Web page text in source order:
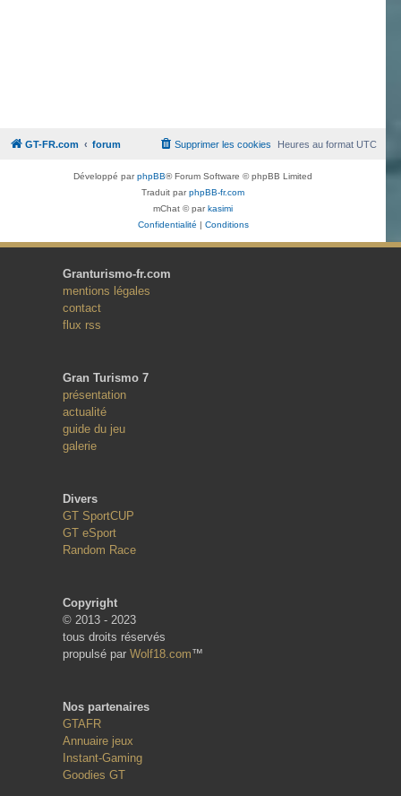
GT-FR.com forum Heures au formatUTC
Supprimer les cookies
Développé parphpBB® Forum Software © phpBB Limited
Traduit parphpBB-fr.com
mChat © parkasimi
Confidentialité | Conditions
Granturismo-fr.com
mentions légales
contact
flux rss
Gran Turismo 7
présentation
actualité
guide du jeu
galerie
Divers
GT SportCUP
GT eSport
Random Race
Copyright
© 2013 - 2023
tous droits réservés
propulsé par Wolf18.com™
Nos partenaires
GTAFR
Annuaire jeux
Instant-Gaming
Goodies GT